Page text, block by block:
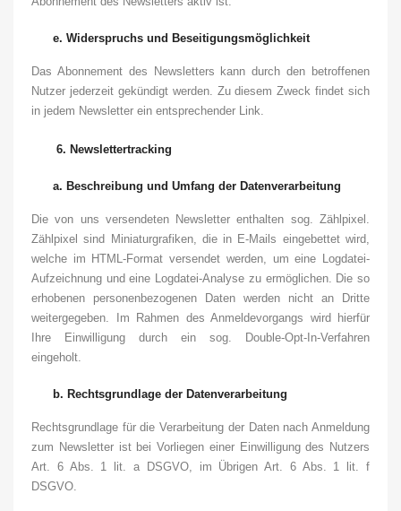
e. Widerspruchs und Beseitigungsmöglichkeit
Das Abonnement des Newsletters kann durch den betroffenen
Nutzer jederzeit gekündigt werden. Zu diesem Zweck findet sich
in jedem Newsletter ein entsprechender Link.
6. Newslettertracking
a. Beschreibung und Umfang der Datenverarbeitung
Die von uns versendeten Newsletter enthalten sog. Zählpixel.
Zählpixel sind Miniaturgrafiken, die in E-Mails eingebettet wird,
welche im HTML-Format versendet werden, um eine Logdatei-
Aufzeichnung und eine Logdatei-Analyse zu ermöglichen. Die so
erhobenen personenbezogenen Daten werden nicht an Dritte
weitergegeben.
Im Rahmen des Anmeldevorgangs wird hierfür
Ihre Einwilligung durch ein sog. Double-Opt-In-Verfahren
eingeholt.
b. Rechtsgrundlage der Datenverarbeitung
Rechtsgrundlage für die Verarbeitung der Daten nach Anmeldung
zum Newsletter ist bei Vorliegen einer Einwilligung des Nutzers
Art. 6 Abs. 1 lit. a DSGVO, im Übrigen Art. 6 Abs. 1 lit. f
DSGVO.